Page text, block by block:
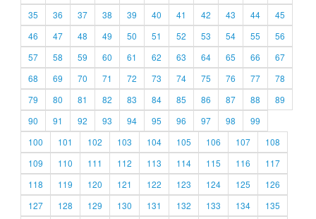
35
36 37 38 39 40 41 42 43 44
45
46
47 48 49 50 51 52 53 54 55
56
57
58 59 60 61 62 63 64 65 66
67
68
69 70 71 72 73 74 75 76 77
78
79
80 81 82 83 84 85 86 87 88
89
90
91 92 93 94 95 96 97 98
99
100
101 102 103 104 105 106 107
108
109
110 111 112 113 114 115 116
117
118
119 120 121 122 123 124 125
126
127
128 129 130 131 132 133 134
135